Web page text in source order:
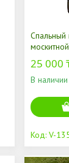
25 000
В наличии
V-